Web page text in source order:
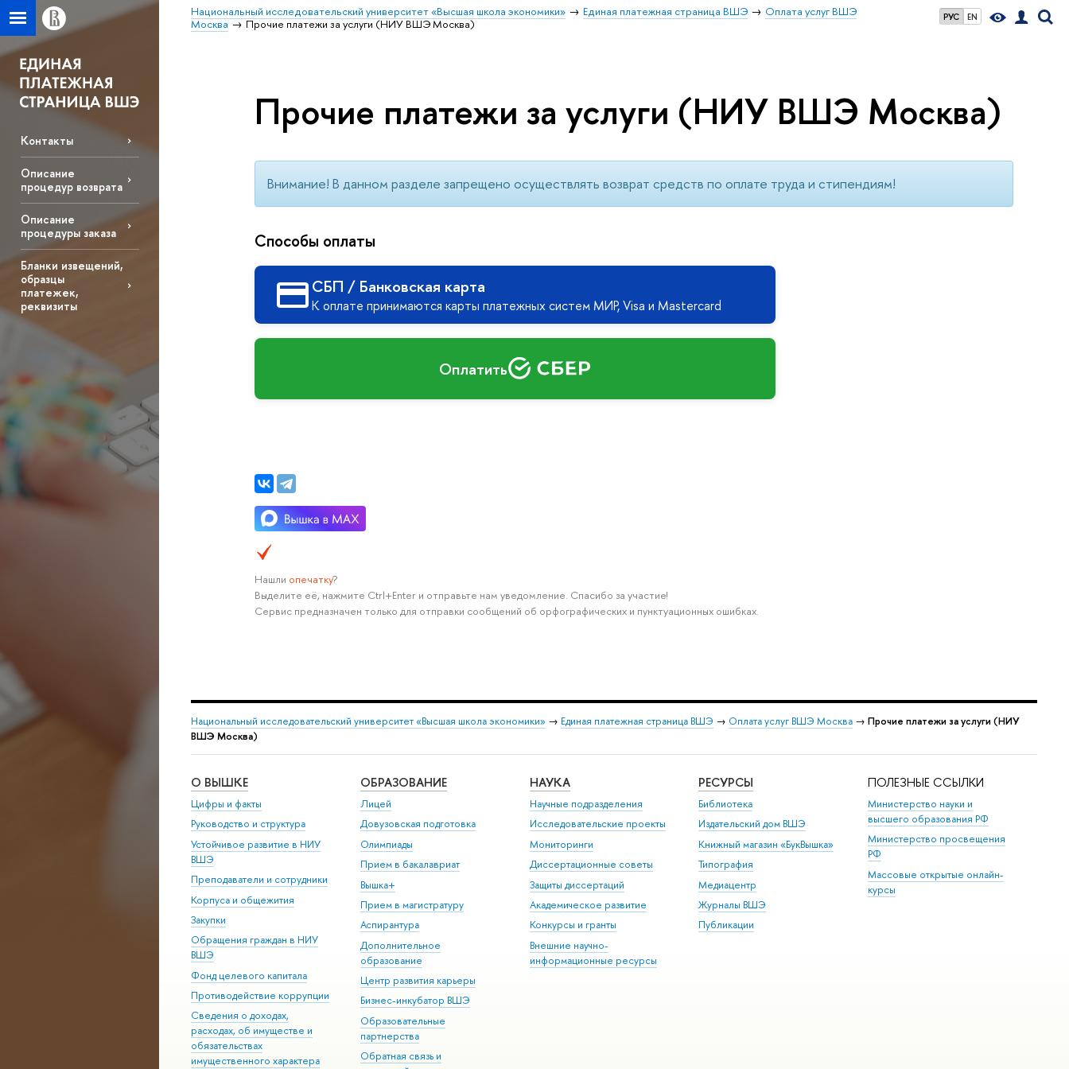
РУС EN
Национальный исследовательский университет «Высшая школа экономики» Единая платежная страница ВШЭ
Оплата услуг ВШЭ
Москва
Прочие платежи за услуги (НИУ ВШЭ Москва)
Контакты
Описание
процедур возврата
Описание
процедуры заказа
Бланки извещений,
образцы
платежек,
реквизиты
Прочие платежи за услуги (НИУ ВШЭ Москва)
Внимание! В данном разделе запрещено осуществлять возврат средств по оплате труда и стипендиям!
Способы оплаты
СБП / Банковская карта
К оплате принимаются карты платежных систем МИР, Visa и Mastercard
Оплатить
Нашли опечатку?
Выделите её, нажмите Ctrl+Enter и отправьте нам уведомление. Спасибо за участие!
Сервис предназначен только для отправки сообщений об орфографических и пунктуационных ошибках.
Национальный исследовательский университет «Высшая школа экономики» → Единая платежная страница ВШЭ → Оплата услуг ВШЭ Москва → Прочие платежи за услуги (НИУ
ВШЭ Москва)
О ВЫШКЕ
Цифры и факты
Руководство и структура
Устойчивое развитие в НИУ
ВШЭ
Преподаватели и сотрудники
Корпуса и общежития
Закупки
Обращения граждан в НИУ
ВШЭ
Фонд целевого капитала
Противодействие коррупции
Сведения о доходах,
расходах, об имуществе и
обязательствах
имущественного характера
ОБРАЗОВАНИЕ
Лицей
Довузовская подготовка
Олимпиады
Прием в бакалавриат
Вышка+
Прием в магистратуру
Аспирантура
Дополнительное
образование
Центр развития карьеры
Бизнес-инкубатор ВШЭ
Образовательные
партнерства
Обратная связь и
НАУКА
Научные подразделения
Исследовательские проекты
Мониторинги
Диссертационные советы
Защиты диссертаций
Академическое развитие
Конкурсы и гранты
Внешние научно-
информационные ресурсы
РЕСУРСЫ
Библиотека
Издательский дом ВШЭ
Книжный магазин «БукВышка»
Типография
Медиацентр
Журналы ВШЭ
Публикации
ПОЛЕЗНЫЕ ССЫЛКИ
Министерство науки и
высшего образования РФ
Министерство просвещения
РФ
Массовые открытые онлайн-
курсы